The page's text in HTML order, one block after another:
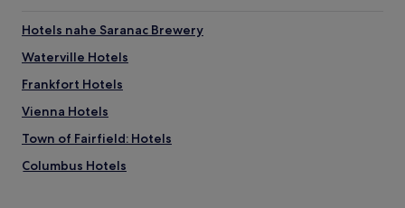
Hotels nahe Saranac Brewery
Waterville Hotels
Frankfort Hotels
Vienna Hotels
Town of Fairfield: Hotels
Columbus Hotels